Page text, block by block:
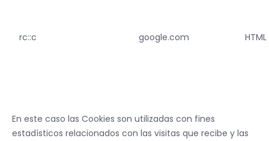
rc::c google.com HTML
En este caso las Cookies son utilizadas con fines
estadísticos relacionados con las visitas que recibe y las